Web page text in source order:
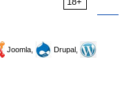
Joomla,
Drupal,